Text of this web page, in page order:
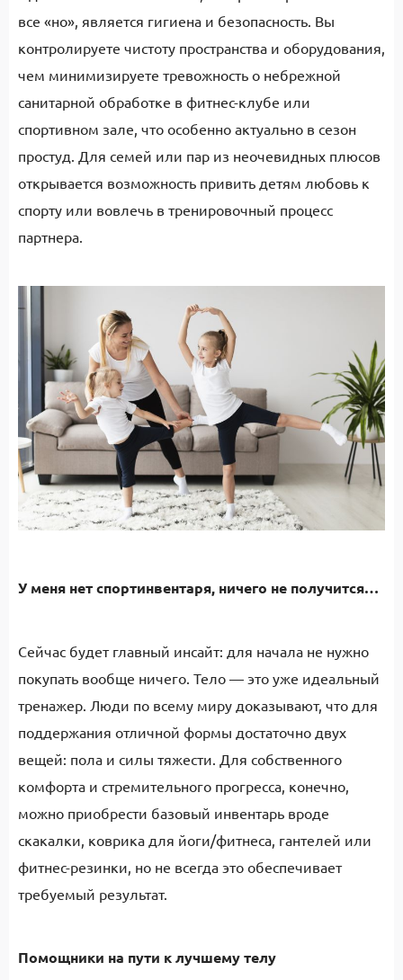
все «но», является гигиена и безопасность. Вы
контролируете чистоту пространства и оборудования,
чем минимизируете тревожность о небрежной
санитарной обработке в фитнес-клубе или
спортивном зале, что особенно актуально в сезон
простуд. Для семей или пар из неочевидных плюсов
открывается возможность привить детям любовь к
спорту или вовлечь в тренировочный процесс
партнера.
У меня нет спортинвентаря, ничего не получится…
Сейчас будет главный инсайт: для начала не нужно
покупать вообще ничего. Тело — это уже идеальный
тренажер. Люди по всему миру доказывают, что для
поддержания отличной формы достаточно двух
вещей: пола и силы тяжести. Для собственного
комфорта и стремительного прогресса, конечно,
можно приобрести базовый инвентарь вроде
скакалки, коврика для йоги/фитнеса, гантелей или
фитнес-резинки, но не всегда это обеспечивает
требуемый результат.
Помощники на пути к лучшему телу